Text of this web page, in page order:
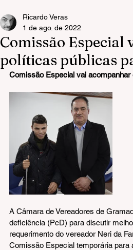
Comissão
políticas públicas
Ricardo Veras
1 de ago. de 2022
Comissão Especial vai
A Câmara de Vereadores de
deficiência (PcD) para discutir
requerimento do vereador Neri da
Comissão Especial temporária